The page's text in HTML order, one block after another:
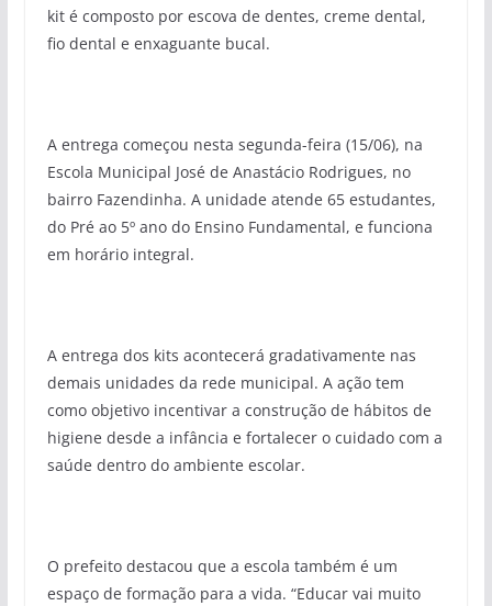
kit é composto por escova de dentes, creme dental,
fio dental e enxaguante bucal.
A entrega começou nesta segunda-feira (15/06), na
Escola Municipal José de Anastácio Rodrigues, no
bairro Fazendinha. A unidade atende 65 estudantes,
do Pré ao 5º ano do Ensino Fundamental, e funciona
em horário integral.
A entrega dos kits acontecerá gradativamente nas
demais unidades da rede municipal. A ação tem
como objetivo incentivar a construção de hábitos de
higiene desde a infância e fortalecer o cuidado com a
saúde dentro do ambiente escolar.
O prefeito destacou que a escola também é um
espaço de formação para a vida. “Educar vai muito